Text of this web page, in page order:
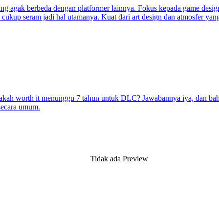
agak berbeda dengan platformer lainnya. Fokus kepada game
seram jadi hal utamanya. Kuat dari art design dan atmosfer
worth it menunggu 7 tahun untuk DLC? Jawabannya iya, dan
umum.
Tidak ada Preview